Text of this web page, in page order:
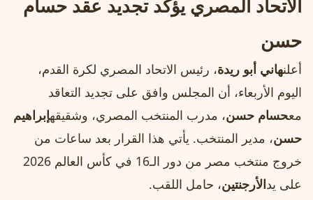
الاتحاد المصري يؤكد تجديد عقد حسام
حسن
أعلنهاني أبو ريدة، رئيس الاتحاد المصري لكرة القدم،
اليوم الأربعاء، أن المجلس وافق على تجديد التعاقد
معحسام حسن، مدرب المنتخب المصري، وشقيقهإبراهيم
حسن، مدير المنتخب. يأتي هذا القرار بعد ساعات من
خروج منتخب مصر من دور الـ16 في كأس العالم 2026
على يدالأرجنتين، حامل اللقب.